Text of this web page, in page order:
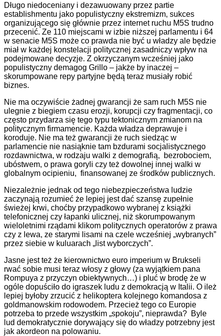
Długo niedoceniany i dezawuowany przez partie
establishmentu jako populistyczny ekstremizm, sukces
organizującego się głównie przez internet ruchu M5S trudno
przecenić. Ze 110 miejscami w izbie niższej parlamentu i 64
w senacie M5S może co prawda nie być u władzy ale będzie
miał w każdej konstelacji politycznej zasadniczy wpływ na
podejmowane decyzje. Z okrzyczanym wcześniej jako
populistyczny demagog Grillo – jakże by inaczej –
skorumpowane repy partyjne będą teraz musiały robić
biznes.
Nie ma oczywiście żadnej gwarancji że sam ruch M5S nie
ulegnie z biegiem czasu erozji, korupcji czy fragmentacji, co
często przydarza się tego typu tektonicznym zmianom na
politycznym firmamencie. Każda władza deprawuje i
koroduje. Nie ma też gwarancji że ruch siedząc w
parlamencie nie nasiąknie tam bzdurami socjalistycznego
rozdawnictwa, w rodzaju walki z demografią, bezrobociem,
ubóstwem, o prawa goryli czy też dowolnej innej walki w
globalnym ocipieniu, finansowanej ze środków publicznych.
Niezależnie jednak od tego niebezpieczeństwa ludzie
zaczynają rozumieć że lepiej jest dać szansę zupełnie
świeżej krwi, choćby przypadkowo wybranej z książki
telefonicznej czy łapanki ulicznej, niż skorumpowanym
wieloletnimi rządami klikom politycznych operatorów z prawa
czy z lewa, ze starymi lisami na czele wcześniej „wybranych”
przez siebie w kuluarach „list wyborczych”.
Jasne jest też że kierownictwo euro imperium w Brukseli
rwać sobie musi teraz włosy z głowy (za wyjątkiem pana
Rompuya z przyczyn obiektywnych…) i pluć w brodę że w
ogóle dopuściło do igraszek ludu z demokracją w Italii. O ileż
lepiej byłoby zrzucić z helikoptera kolejnego komandosa z
goldmanowskim rodowodem. Przecież tego co Europie
potrzeba to przede wszystkim „spokoju”, nieprawda? Byle
lud demokratycznie dorywający się do władzy potrzebny jest
jak akordeon na polowaniu.